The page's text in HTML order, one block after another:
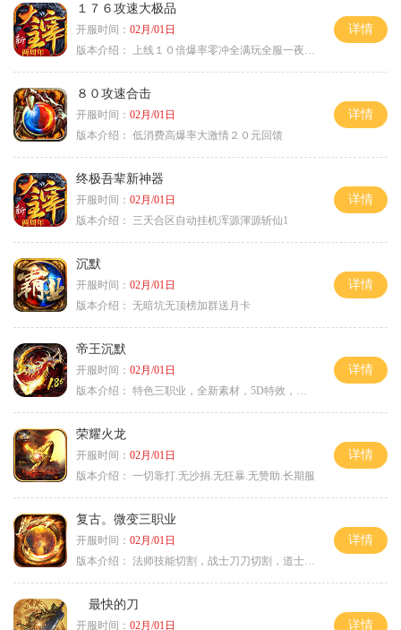
１７６攻速大极品
开服时间： 02月/01日
版本介绍：
上线１０倍爆率零冲全满玩全服一夜终极
详情
８０攻速合击
开服时间： 02月/01日
版本介绍： 低消费高爆率大激情２０元回馈
详情
终极吾辈新神器
开服时间： 02月/01日
版本介绍：
三天合区自动挂机浑源渾源斩仙1
详情
沉默
开服时间： 02月/01日
版本介绍： 无暗坑无顶榜加群送月卡
详情
帝王沉默
开服时间： 02月/01日
版本介绍： 特色三职业，全新素材，5D特效，不卡图
详情
荣耀火龙
开服时间： 02月/01日
版本介绍： 一切靠打.无沙捐.无狂暴.无赞助.长期服
详情
复古。微变三职业
开服时间： 02月/01日
版本介绍： 法师技能切割，战士刀刀切割，道士宠物秒怪
详情
最快的刀
开服时间： 02月/01日 详情